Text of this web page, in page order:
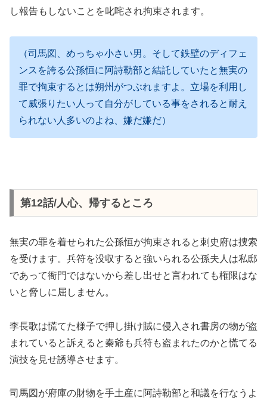
し報告もしないことを叱咤され拘束されます。
（司馬図、めっちゃ小さい男。そして鉄壁のディフェ
ンスを誇る公孫恒に阿詩勒部と結託していたと無実の
罪で拘束するとは朔州がつぶれますよ。立場を利用し
て威張りたい人って自分がしている事をされると耐え
られない人多いのよね、嫌だ嫌だ）
第12話/人心、帰するところ
無実の罪を着せられた公孫恒が拘束されると刺史府は捜索
を受けます。兵符を没収すると強いられる公孫夫人は私邸
であって衙門ではないから差し出せと言われても権限はな
いと脅しに屈しません。
李長歌は慌てた様子で押し掛け賊に侵入され書房の物が盗
まれていると訴えると秦爺も兵符も盗まれたのかと慌てる
演技を見せ誘導させます。
司馬図が府庫の財物を手土産に阿詩勒部と和議を行なうよ